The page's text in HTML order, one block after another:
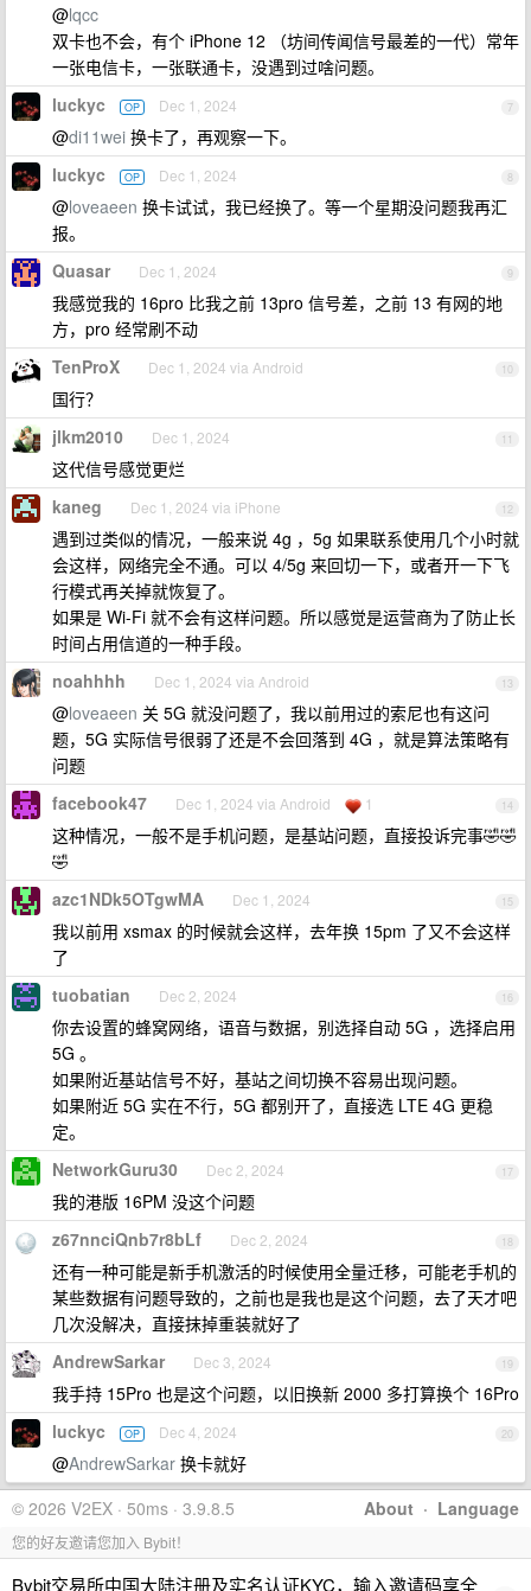
@lqcc
双卡也不会，有个 iPhone 12 （坊间传闻信号最差的一代）常年
一张电信卡，一张联通卡，没遇到过啥问题。
7
luckyc OP Dec 1, 2024
@di11wei 换卡了，再观察一下。
8
luckyc OP Dec 1, 2024
@loveaeen 换卡试试，我已经换了。等一个星期没问题我再汇
报。
9
Quasar Dec 1, 2024
我感觉我的 16pro 比我之前 13pro 信号差，之前 13 有网的地
方，pro 经常刷不动
10
TenProX Dec 1, 2024 via Android
国行？
11
jlkm2010 Dec 1, 2024
这代信号感觉更烂
12
kaneg Dec 1, 2024 via iPhone
遇到过类似的情况，一般来说 4g ，5g 如果联系使用几个小时就
会这样，网络完全不通。可以 4/5g 来回切一下，或者开一下飞
行模式再关掉就恢复了。
如果是 Wi-Fi 就不会有这样问题。所以感觉是运营商为了防止长
时间占用信道的一种手段。
13
noahhhh Dec 1, 2024 via Android
@loveaeen 关 5G 就没问题了，我以前用过的索尼也有这问
题，5G 实际信号很弱了还是不会回落到 4G ，就是算法策略有
问题
14
facebook47 Dec 1, 2024 via Android 1
这种情况，一般不是手机问题，是基站问题，直接投诉完事🤣🤣
🤣
15
azc1NDk5OTgwMA Dec 1, 2024
我以前用 xsmax 的时候就会这样，去年换 15pm 了又不会这样
了
16
tuobatian Dec 2, 2024
你去设置的蜂窝网络，语音与数据，别选择自动 5G ，选择启用
5G 。
如果附近基站信号不好，基站之间切换不容易出现问题。
如果附近 5G 实在不行，5G 都别开了，直接选 LTE 4G 更稳
定。
17
NetworkGuru30 Dec 2, 2024
我的港版 16PM 没这个问题
18
z67nnciQnb7r8bLf Dec 2, 2024
还有一种可能是新手机激活的时候使用全量迁移，可能老手机的
某些数据有问题导致的，之前也是我也是这个问题，去了天才吧
几次没解决，直接抹掉重装就好了
19
AndrewSarkar Dec 3, 2024
我手持 15Pro 也是这个问题，以旧换新 2000 多打算换个 16Pro
20
luckyc OP Dec 4, 2024
@AndrewSarkar 换卡就好
About · Language
© 2026 V2EX · 50ms · 3.9.8.5
您的好友邀请您加入 Bybit！
Bybit交易所中国大陆注册及实名认证KYC，输入邀请码享全